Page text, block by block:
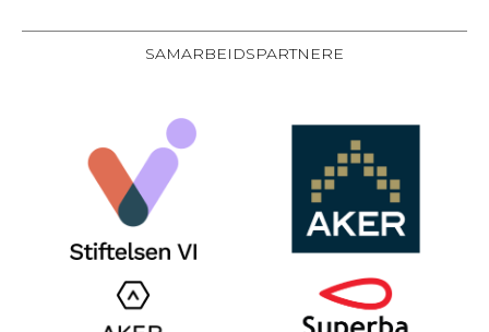
SAMARBEIDSPARTNERE